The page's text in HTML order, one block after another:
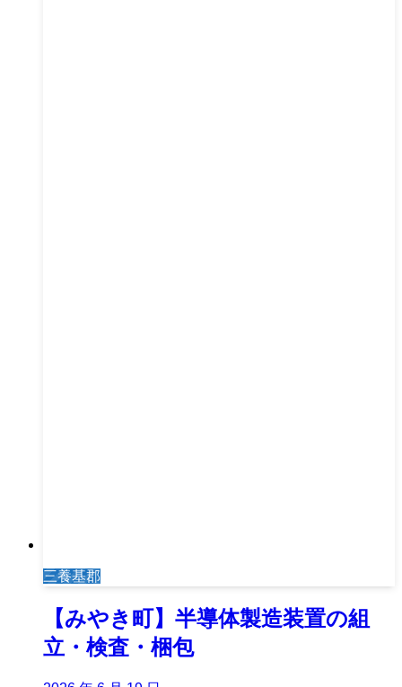
三養基郡
【みやき町】半導体製造装置の組
立・検査・梱包